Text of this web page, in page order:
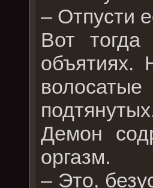
– Отпусти
Вот
объятиях.
Демон
оргазм.
– Это,